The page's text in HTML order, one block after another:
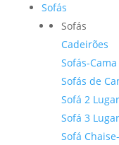
Sofás
Sofás
Cadeirões
Sofás-Cama
Sofás de
Sofá 2
Sofá 3
Sofá